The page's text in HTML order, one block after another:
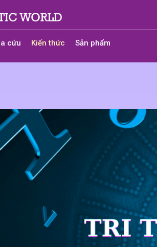
cứu Kiến thức Sản phẩm